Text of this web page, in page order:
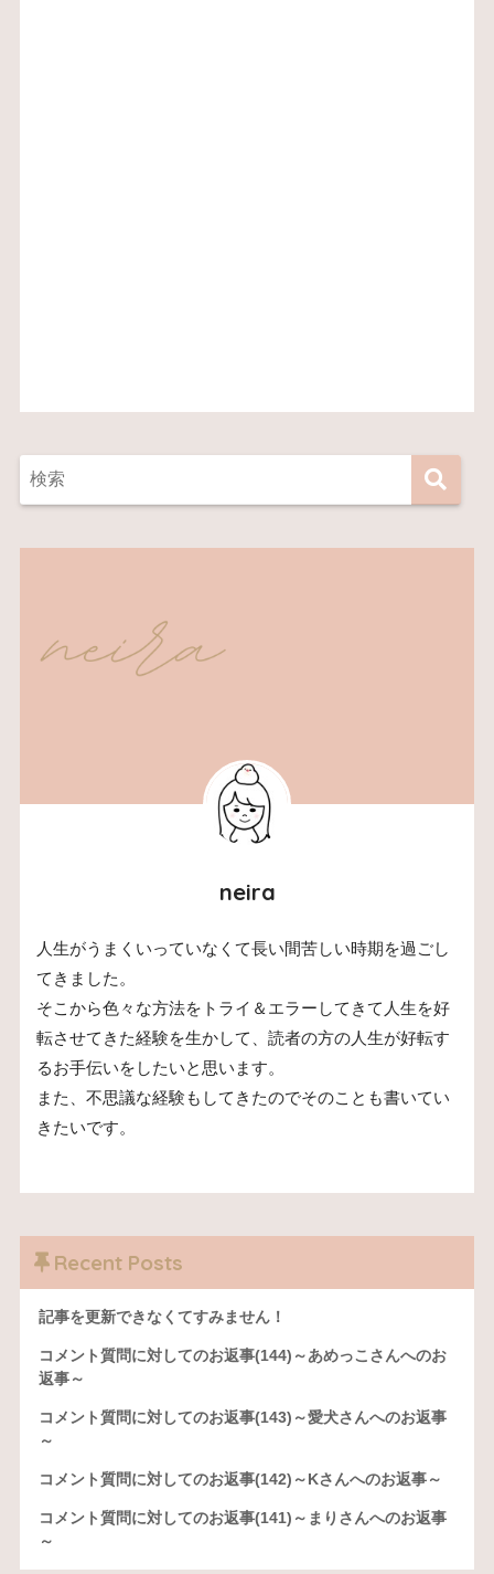
neira
人生がうまくいっていなくて長い間苦しい時期を過ごし
てきました。
そこから色々な方法をトライ＆エラーしてきて人生を好
転させてきた経験を生かして、読者の方の人生が好転す
るお手伝いをしたいと思います。
また、不思議な経験もしてきたのでそのことも書いてい
きたいです。
Recent Posts
記事を更新できなくてすみません！
コメント質問に対してのお返事(144)～あめっこさんへのお
返事～
コメント質問に対してのお返事(143)～愛犬さんへのお返事
～
コメント質問に対してのお返事(142)～Kさんへのお返事～
コメント質問に対してのお返事(141)～まりさんへのお返事
～